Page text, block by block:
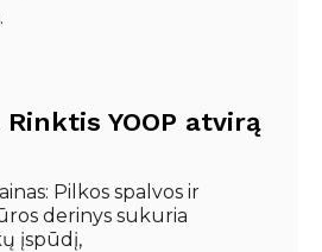
YOOP atvirą
Pilkos spalvos ir
derinys sukuria
įspūdį,